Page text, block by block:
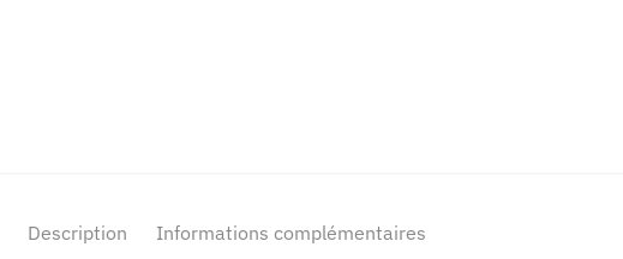
Description Informations complémentaires